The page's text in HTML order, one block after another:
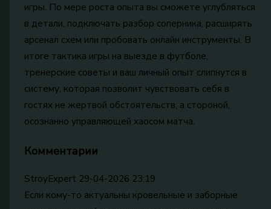
игры. По мере роста опыта вы сможете углубляться
в детали, подключать разбор соперника, расширять
арсенал схем или пробовать онлайн инструменты. В
итоге тактика игры на выезде в футболе,
тренерские советы и ваш личный опыт слипнутся в
систему, которая позволит чувствовать себя в
гостях не жертвой обстоятельств, а стороной,
осознанно управляющей хаосом матча.
Комментарии
StroyExpert 29-04-2026 23:19
Если кому-то актуальны кровельные и заборные